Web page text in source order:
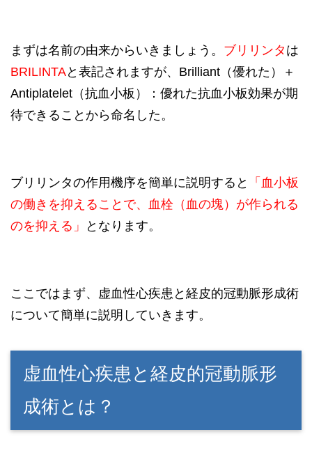
まずは名前の由来からいきましょう。 ブリリンタ は
BRILINTAと表記されますが、Brilliant（優れた）＋
Antiplatelet（抗血小板）：優れた抗血小板効果が期
待できることから命名した。
ブリリンタの作用機序を簡単に説明すると
「血小板
の働きを抑えることで、 血栓（血の塊）が作られる
のを抑える」
となります。
ここではまず、虚血性心疾患と経皮的冠動脈形成術
について簡単に説明していきます。
虚血性心疾患と経皮的冠動脈形
成術とは？